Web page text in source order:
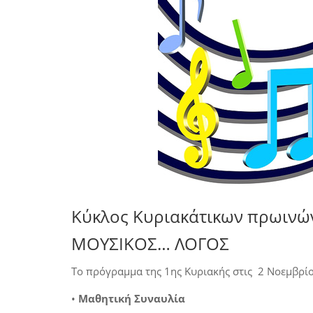
Κύκλος Κυριακάτικων
ΜΟΥΣΙΚΟΣ… ΛΟΓΟΣ
Το πρόγραμμα της 1ης Κυριακής στις 2
• Μαθητική Συναυλία